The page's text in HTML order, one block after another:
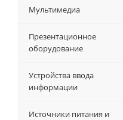
Мультимедиа
Презентационное
оборудование
Устройства ввода
информации
Источники питания и